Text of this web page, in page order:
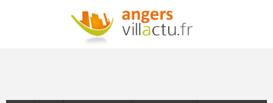
NEWSLETTER
Les dernières actualités d'Angers, chaque vendredi dans